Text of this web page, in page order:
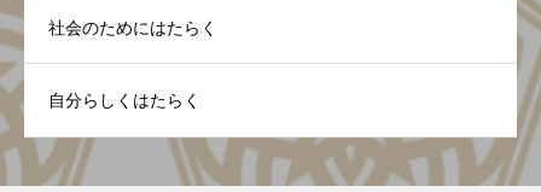
社会のためにはたらく
自分らしくはたらく